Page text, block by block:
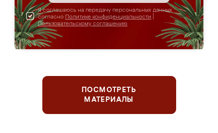
Я соглашаюсь на передачу персональных данных
согласно Политике конфиденциальности
Пользовательскому соглашению
ПОСМОТРЕТЬ
МАТЕРИАЛЫ